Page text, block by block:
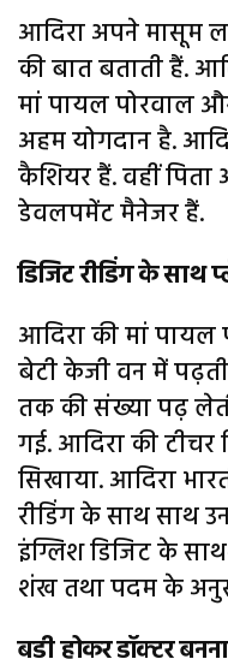
आदिरा अपने मासूम
की बात बताती हैं.
मां पायल पोरवाल
अहम योगदान है.
कैशियर हैं. वहीं
डेवलपमेंट मैनेजर हैं.
डिजिट रीडिंग के साथ
आदिरा की मां पायल
बेटी केजी वन में
तक की संख्या पढ़
गई. आदिरा की टीचर
सिखाया. आदिरा
रीडिंग के साथ साथ
इंग्लिश डिजिट के
शंख तथा पदम के
बड़ी होकर डॉक्टर